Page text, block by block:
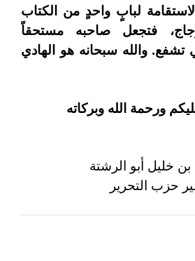
لبابٍ واحدٍ من الكتاب
فتجعل صاحبه مستحقاً
تشفع. والله سبحانه هو الهادي
ورحمة الله وبركاته
خليل أبو الرشتة
حزب التحرير